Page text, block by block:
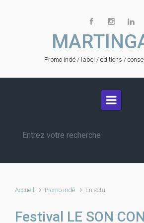
Promo indé / label / éditions /
Accueil Promo indé En actu
Festival LE SON